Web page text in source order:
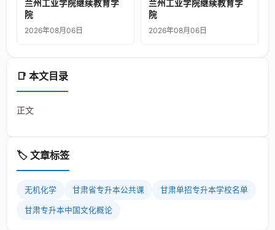
📑 本文目录
正文
🏷️ 文章标签
无机化学 甘肃省专升本公共课 甘肃单招专升本学校名单
甘肃专升本中国文化概论
兰州工业学院继续教育学
院
2026年08月06日
兰州工业学院继续教育学
院
2026年08月06日